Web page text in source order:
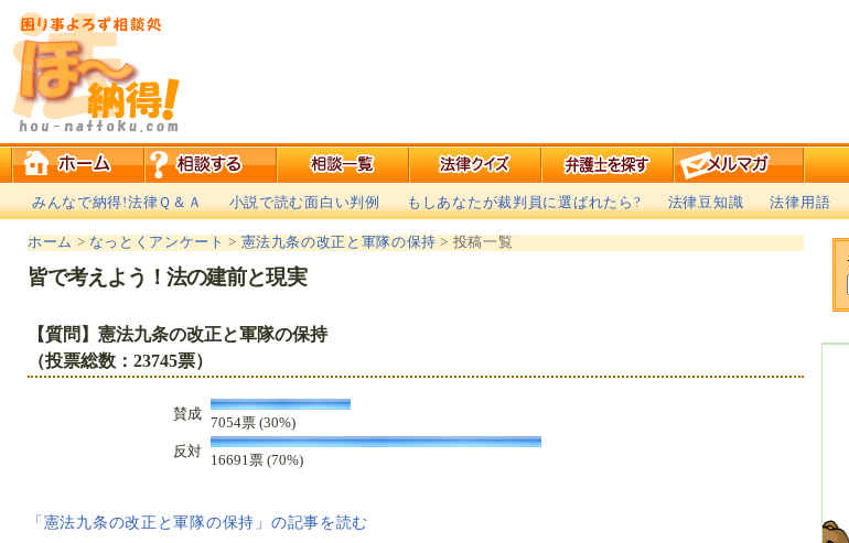
みんなで納得!法律Ｑ＆Ａ 小説で読む面白い判例 もしあなたが裁判員に選ばれたら? 法律豆知識 法律用語
ホーム > なっとくアンケート > 憲法九条の改正と軍隊の保持 > 投稿一覧
皆で考えよう！法の建前と現実
【質問】憲法九条の改正と軍隊の保持
（投票総数：23745票）
賛成
7054票 (30%)
反対
16691票 (70%)
「憲法九条の改正と軍隊の保持」の記事を読む